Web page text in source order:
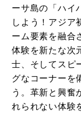
ーサ島の「ハイ
しよう！アジア
ーム要素を融合
体験を新たな次
士、そしてスピ
グなコーナーを
う。革新と興奮
れられない体験